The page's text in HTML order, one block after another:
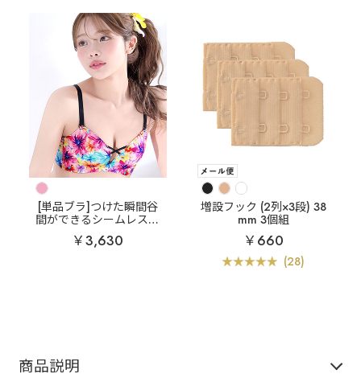
[単品ブラ]つけた瞬間谷
間ができるシームレスブ
アルディフルール 超
盛ブラ(R) 単品ブラジャ
￥3,630
増設フック (2列×3段) 38
mm 3個組
￥660
(28)
商品説明